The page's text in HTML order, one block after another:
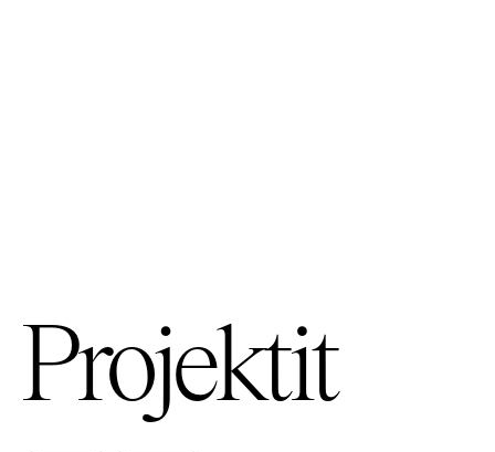
Projektit